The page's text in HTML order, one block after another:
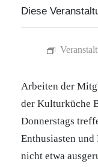
Diese
Arbeiten der
der Kulturküche
Donnerstags
Enthusiasten und
nicht etwa